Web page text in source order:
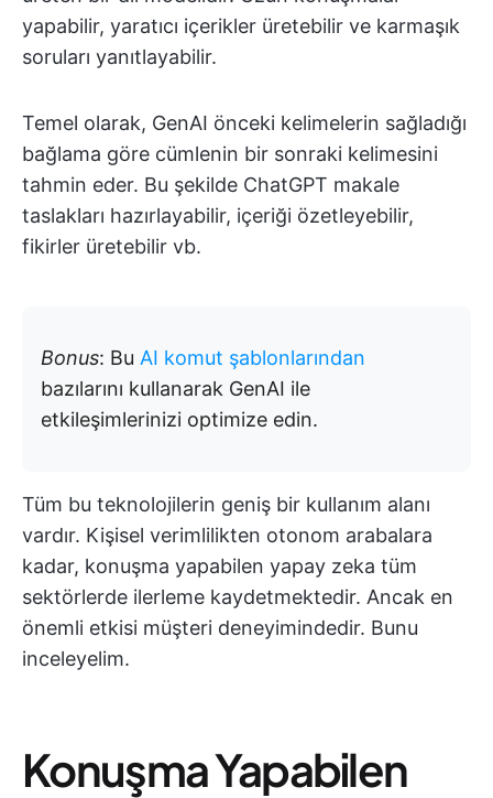
yapabilir, yaratıcı içerikler üretebilir ve karmaşık
soruları yanıtlayabilir.
Temel olarak, GenAI önceki kelimelerin sağladığı
bağlama göre cümlenin bir sonraki kelimesini
tahmin eder. Bu şekilde ChatGPT makale
taslakları hazırlayabilir, içeriği özetleyebilir,
fikirler üretebilir vb.
Bonus: Bu AI komut şablonlarından
bazılarını kullanarak GenAI ile
etkileşimlerinizi optimize edin.
Tüm bu teknolojilerin geniş bir kullanım alanı
vardır. Kişisel verimlilikten otonom arabalara
kadar, konuşma yapabilen yapay zeka tüm
sektörlerde ilerleme kaydetmektedir. Ancak en
önemli etkisi müşteri deneyimindedir. Bunu
inceleyelim.
Konuşma Yapabilen